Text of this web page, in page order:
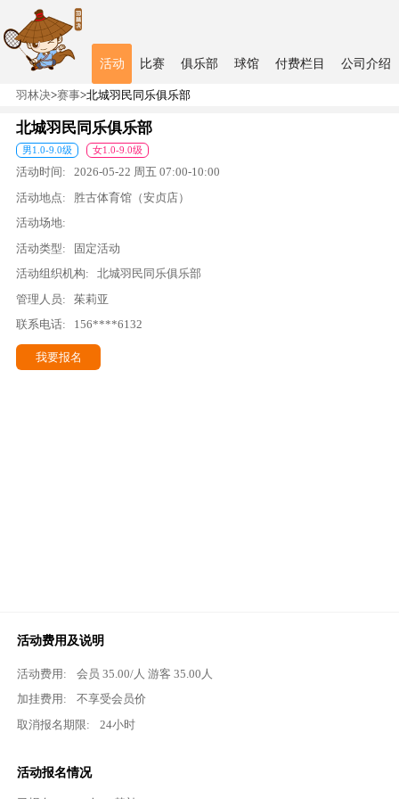
活动 比赛 俱乐部 球馆 付费栏目 公司介绍
羽林决>赛事>北城羽民同乐俱乐部
北城羽民同乐俱乐部
男1.0-9.0级 女1.0-9.0级
活动时间: 2026-05-22 周五 07:00-10:00
活动地点:
胜古体育馆（安贞店）
活动场地:
活动类型:
固定活动
活动组织机构:
北城羽民同乐俱乐部
管理人员:
茱莉亚
联系电话:
156****6132
我要报名
活动费用及说明
活动费用: 会员35.00/人 游客35.00 人
加挂费用:
不享受会员价
取消报名期限:
24小时
活动报名情况